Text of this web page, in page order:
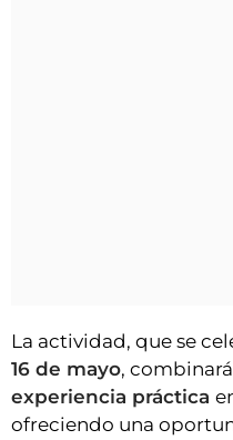
La actividad, que se
16 de mayo, combinará
experiencia práctica
ofreciendo una